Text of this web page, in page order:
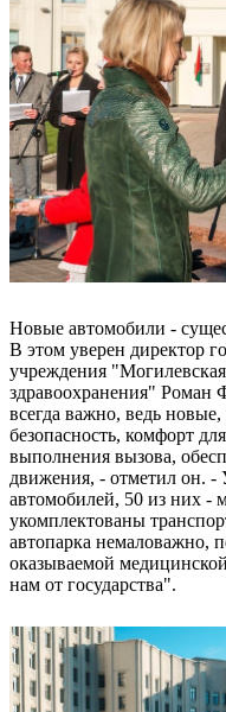
Новые автомобили -
В этом уверен директор
учреждения
здравоохранения" Роман
всегда важно, ведь
безопасность, комфорт
выполнения вызова,
движения, - отметил он. -
автомобилей, 50 из них
укомплектованы
автопарка немаловажно,
оказываемой
нам от государства".